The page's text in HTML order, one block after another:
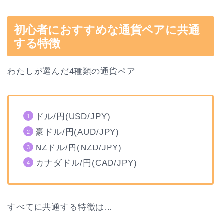
初心者におすすめな通貨ペアに共通
する特徴
わたしが選んだ4種類の通貨ペア
ドル/円(USD/JPY)
豪ドル/円(AUD/JPY)
NZドル/円(NZD/JPY)
カナダドル/円(CAD/JPY)
すべてに共通する特徴は…